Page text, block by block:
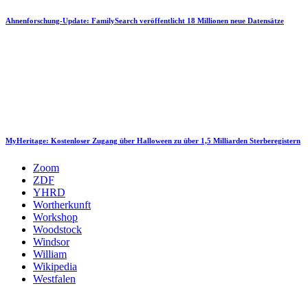
Ahnenforschung-Update: FamilySearch veröffentlicht 18 Millionen neue Datensätze
MyHeritage: Kostenloser Zugang über Halloween zu über 1,5 Milliarden Sterberegistern
Zoom
ZDF
YHRD
Wortherkunft
Workshop
Woodstock
Windsor
William
Wikipedia
Westfalen